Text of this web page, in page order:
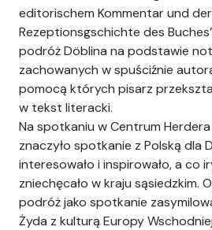
editorischem Kommentar und der
Rezeptionsgschichte des
podróż Döblina na podstawie
zachowanych w spuściźnie
pomocą których pisarz
w tekst literacki.
Na spotkaniu w Centrum
znaczyło spotkanie z Polską dla
interesowało i inspirowało, a co
zniechęcało w kraju sąsiedzkim.
podróż jako spotkanie
Żyda z kulturą Europy